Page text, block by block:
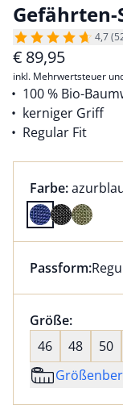
4,7
€ 89,95
inkl. Mehrwertsteuer
100 % Bio-
kerniger Griff
Regular Fit
Farbauswahl:
Farbe:aktuell
Farbe azurblau
Dieser Artikel
Passform:
Größenauswahl:
Größe:nichts
46
48 50